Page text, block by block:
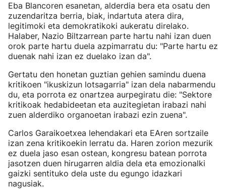
Eba Blancoren esanetan, alderdia bera eta osatu den
zuzendaritza berria, biak, indartuta atera dira,
legitimoki eta demokratikoki aukeratu direlako.
Halaber, Nazio Biltzarrean parte hartu nahi izan duen
orok parte hartu duela azpimarratu du: "Parte hartu ez
duenak nahi izan ez duelako izan da".
Gertatu den honetan guztian gehien samindu duena
kritikoen "ikuskizun lotsagarria" izan dela nabarmendu
du, eta porrota ez onartzea aurpegiratu die: "Sektore
kritikoak hedabideetan eta auzitegietan irabazi nahi
zuen alderdiko organoetan irabazi ezin zuena".
Carlos Garaikoetxea lehendakari eta EAren sortzaile
izan zena kritikoekin lerratu da. Haren zorion mezurik
ez duela jaso esan ostean, kongresu batean porrota
jasotzen duen hirugarren aldia dela eta emozionalki
gaizki sentituko dela uste du egungo idazkari
nagusiak.